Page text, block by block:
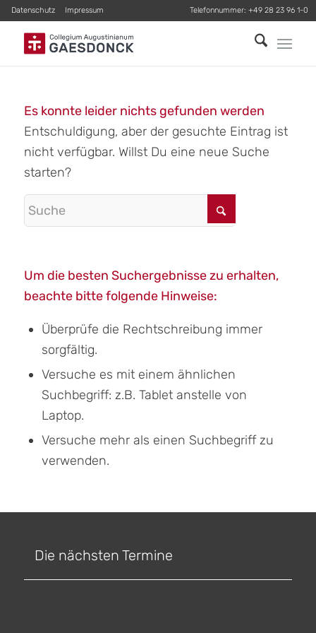
Datenschutz Impressum Telefonnummer: +49 28 23 96 1-0
Es konnte leider nichts gefunden werden
Entschuldigung, aber der gesuchte Eintrag ist
nicht verfügbar. Willst Du eine neue Suche
starten?
Um die besten Suchergebnisse zu erhalten,
beachte bitte folgende Hinweise:
Überprüfe die Rechtschreibung immer
sorgfältig.
Versuche es mit einem ähnlichen
Suchbegriff: z.B. Tablet anstelle von
Laptop.
Versuche mehr als einen Suchbegriff zu
verwenden.
Die nächsten Termine